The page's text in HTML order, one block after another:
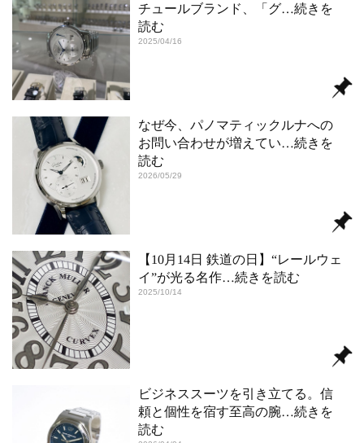
チュールブランド、「グ…続きを
読む
2025/04/16
なぜ今、パノマティックルナへの
お問い合わせが増えてい…続きを
読む
2026/05/29
【10月14日 鉄道の日】“レールウェ
イ”が光る名作…続きを読む
2025/10/14
ビジネススーツを引き立てる。信
頼と個性を宿す至高の腕…続きを
読む